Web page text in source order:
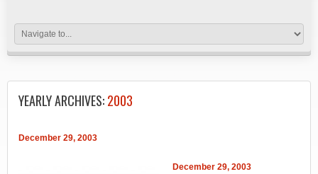
YEARLY ARCHIVES:2003
December 29, 2003
December 29, 2003